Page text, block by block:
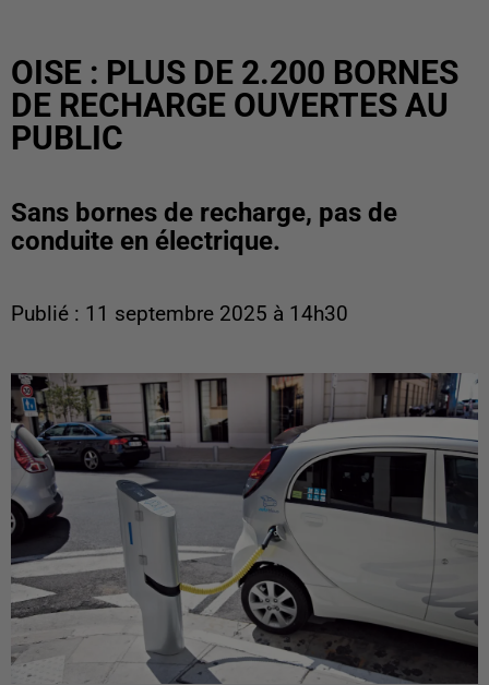
OISE : PLUS DE 2.200 BORNES
DE RECHARGE OUVERTES AU
PUBLIC
Sans bornes de recharge, pas de
conduite en électrique.
Publié : 11 septembre 2025 à 14h30